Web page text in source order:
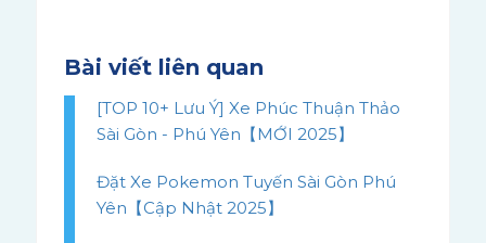
Bài viết liên quan
[TOP 10+ Lưu Ý] Xe Phúc Thuận Thảo
Sài Gòn - Phú Yên【MỚI 2025】
Đặt Xe Pokemon Tuyến Sài Gòn Phú
Yên【Cập Nhật 2025】